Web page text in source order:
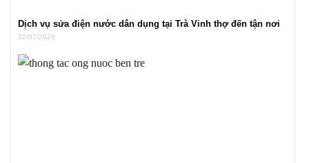
Dịch vụ sửa điện nước dân dụng tại Trà Vinh thợ đến tận nơi
22/07/2026